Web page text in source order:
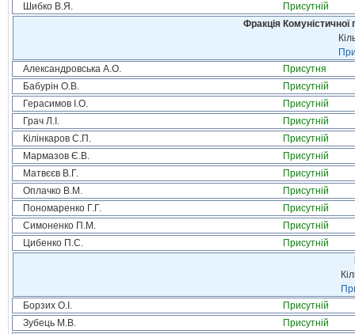
Шибко В.Я.
Присутній
Фракція Комуністичної
Александровська А.О.
Присутня
Бабурін О.В.
Присутній
Герасимов І.О.
Присутній
Грач Л.І.
Присутній
Кілінкаров С.П.
Присутній
Мармазов Є.В.
Присутній
Матвєєв В.Г.
Присутній
Оплачко В.М.
Присутній
Пономаренко Г.Г.
Присутній
Симоненко П.М.
Присутній
Цибенко П.С.
Присутній
Борзих О.І.
Присутній
Зубець М.В.
Присутній